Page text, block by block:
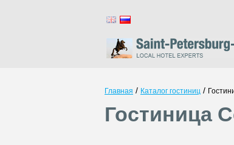
Главная / Каталог гостиниц /
Гостиница